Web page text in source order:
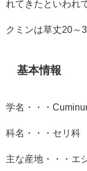
れてきたといわれ
クミンは草丈20～
基本情報
学名・・・
科名・・・セリ科
主な産地・・・エ